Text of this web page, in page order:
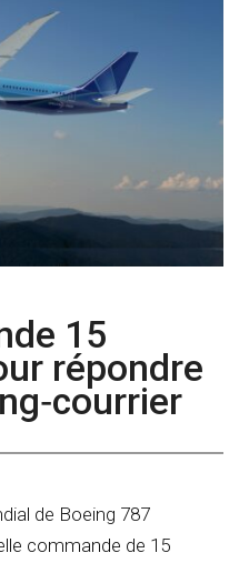
15
répondre
de Boeing 787
commande de 15